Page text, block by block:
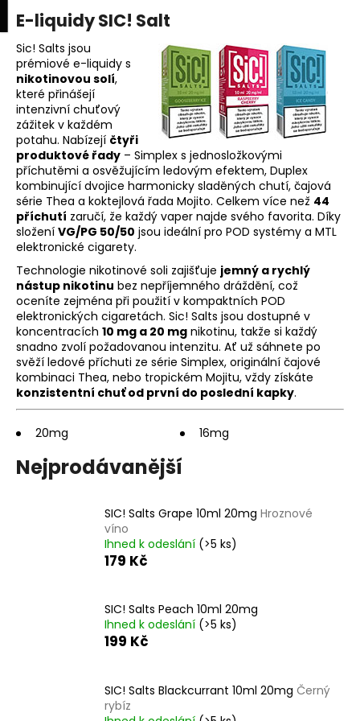
Přejít
na
obsah
E-liquidy SIC! Salt
Sic! Salts jsou
prémiové e-liquidy s
nikotinovou solí,
které přinášejí
intenzivní chuťový
zážitek v každém
potahu. Nabízejí čtyři
produktové řady – Simplex s jednosložkovými
příchutěmi a osvěžujícím ledovým efektem, Duplex
kombinující dvojice harmonicky sladěných chutí, čajová
série Thea a koktejlová řada Mojito. Celkem více než 44
příchutí zaručí, že každý vaper najde svého favorita. Díky
složení VG/PG 50/50 jsou ideální pro POD systémy a MTL
elektronické cigarety.
Technologie nikotinové soli zajišťuje jemný a rychlý
nástup nikotinu bez nepříjemného dráždění, což
oceníte zejména při použití v kompaktních POD
elektronických cigaretách. Sic! Salts jsou dostupné v
koncentracích 10 mg a 20 mg nikotinu, takže si každý
snadno zvolí požadovanou intenzitu. Ať už sáhnete po
svěží ledové příchuti ze série Simplex, originální čajové
kombinaci Thea, nebo tropickém Mojitu, vždy získáte
konzistentní chuť od první do poslední kapky.
20mg 16mg
Nejprodávanější
SIC! Salts Grape 10ml 20mg Hroznové
víno
Ihned k odeslání (>5 ks)
179 Kč
SIC! Salts Peach 10ml 20mg
Ihned k odeslání (>5 ks)
199 Kč
SIC! Salts Blackcurrant 10ml 20mg Černý
rybíz
o Zpět
Zpět
C
o
p
o
t
ř
e
b
u
j
e
t
e
n
a
j
t
?
HLEDAT